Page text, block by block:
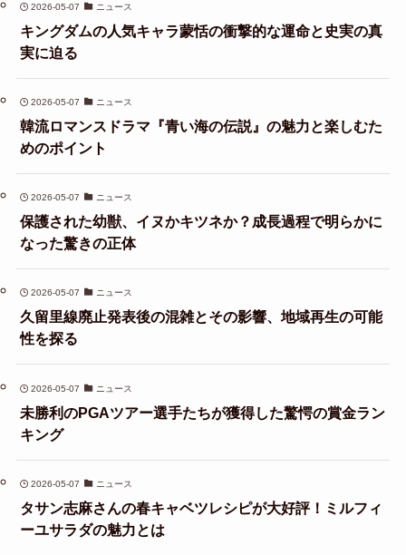
2026-05-07 ニュース
キングダムの人気キャラ蒙恬の衝撃的な運命と史実の真
実に迫る
2026-05-07 ニュース
韓流ロマンスドラマ『青い海の伝説』の魅力と楽しむた
めのポイント
2026-05-07 ニュース
保護された幼獣、イヌかキツネか？成長過程で明らかに
なった驚きの正体
2026-05-07 ニュース
久留里線廃止発表後の混雑とその影響、地域再生の可能
性を探る
2026-05-07 ニュース
未勝利のPGAツアー選手たちが獲得した驚愕の賞金ラン
キング
2026-05-07 ニュース
タサン志麻さんの春キャベツレシピが大好評！ミルフィ
ーユサラダの魅力とは